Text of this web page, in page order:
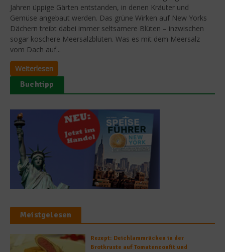
Jahren üppige Gärten entstanden, in denen Kräuter und
Gemüse angebaut werden. Das grüne Wirken auf New Yorks
Dächern treibt dabei immer seltsamere Blüten – inzwischen
sogar koschere Meersalzblüten. Was es mit dem Meersalz
vom Dach auf...
Weiterlesen
Buchtipp
Meistgelesen
Rezept: Deichlammrücken in der
Brotkruste auf Tomatenconfit und